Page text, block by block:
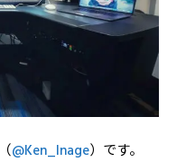
@Ken_Inage）です。